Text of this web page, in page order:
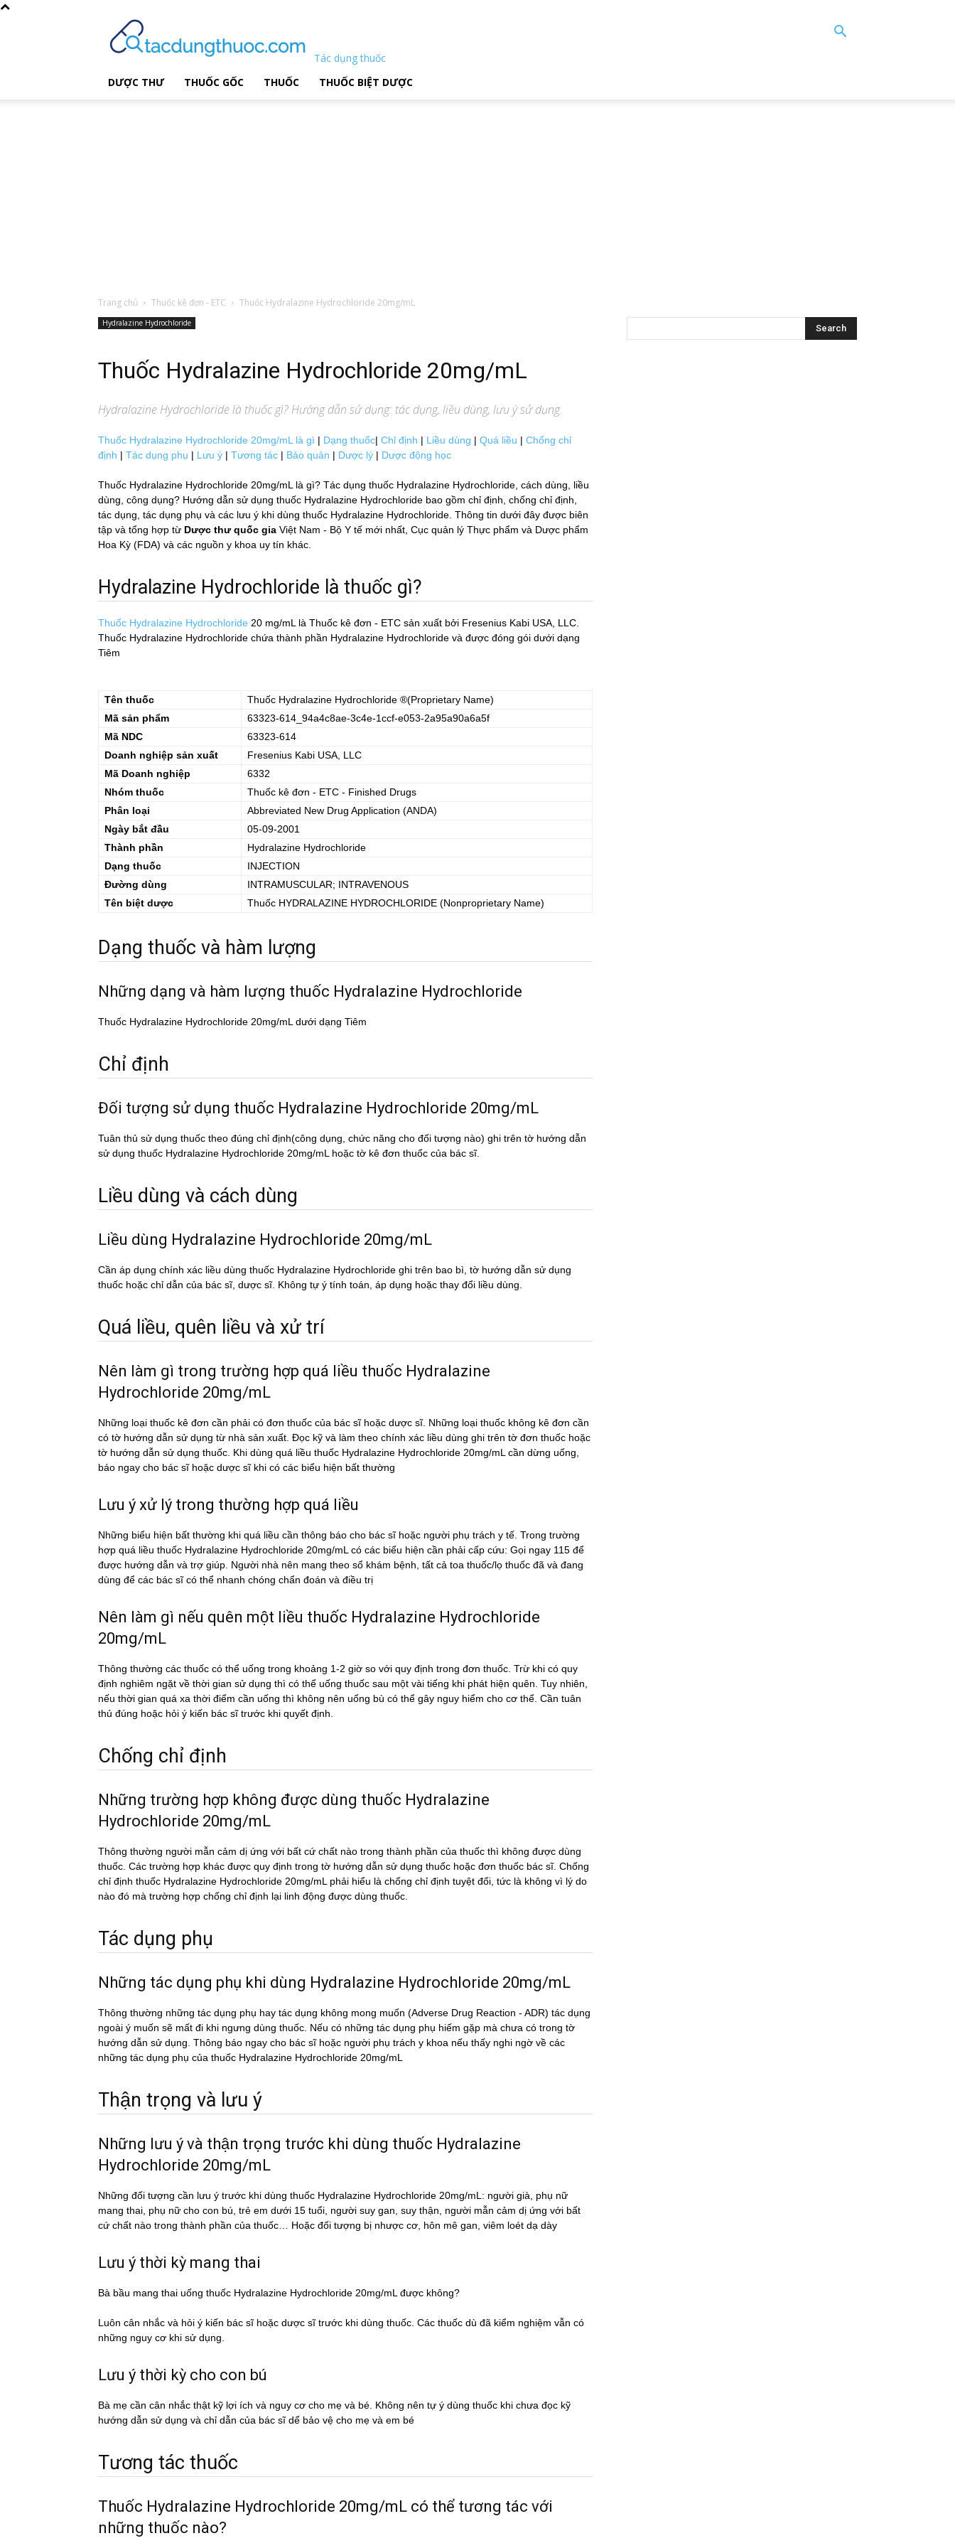
Tác dụng thuốc
DƯỢC THƯ
THUỐC GỐC THUỐC THUỐC BIỆT DƯỢC
Trang chủ Thuốc kê đơn - ETC Thuốc Hydralazine Hydrochloride 20mg/mL
Hydralazine Hydrochloride
Thuốc Hydralazine Hydrochloride 20mg/mL
Hydralazine Hydrochloridelà thuốc gì? Hướng dẫn sử dụng: tác dụng, liều dùng, lưu ý sử dụng.
Thuốc Hydralazine Hydrochloride 20mg/mL là gì | Dạng thuốc| Chỉ định | Liều dùng | Quá liều | Chống chỉ
định | Tác dụng phụ | Lưu ý | Tương tác | Bảo quản | Dược lý | Dược động học
Thuốc Hydralazine Hydrochloride 20mg/mL là gì? Tác dụng thuốc Hydralazine Hydrochloride, cách dùng, liều
dùng, công dụng? Hướng dẫn sử dụng thuốc Hydralazine Hydrochloride bao gồm chỉ định, chống chỉ định,
tác dụng, tác dụng phụ và các lưu ý khi dùng thuốc Hydralazine Hydrochloride. Thông tin dưới đây được biên
tập và tổng hợp từ Dược thư quốc gia Việt Nam - Bộ Y tế mới nhất, Cục quản lý Thực phẩm và Dược phẩm
Hoa Kỳ (FDA) và các nguồn y khoa uy tín khác.
Hydralazine Hydrochloride là thuốc gì?
Thuốc Hydralazine Hydrochloride 20 mg/mL là Thuốc kê đơn - ETC sản xuất bởi Fresenius Kabi USA, LLC.
Thuốc Hydralazine Hydrochloride chứa thành phần Hydralazine Hydrochloride và được đóng gói dưới dạng
Tiêm
Tên thuốc Thuốc Hydralazine Hydrochloride ®(Proprietary Name)
Mã sản phẩm
63323-614_94a4c8ae-3c4e-1ccf-e053-2a95a90a6a5f
Mã NDC
63323-614
Doanh nghiệp sản xuất
Fresenius Kabi USA, LLC
Mã Doanh nghiệp
6332
Nhóm thuốc
Thuốc kê đơn - ETC - Finished Drugs
Phân loại
Abbreviated New Drug Application (ANDA)
Ngày bắt đầu
05-09-2001
Thành phần
Hydralazine Hydrochloride
Dạng thuốc
INJECTION
Đường dùng
INTRAMUSCULAR; INTRAVENOUS
Tên biệt dược
Thuốc HYDRALAZINE HYDROCHLORIDE (Nonproprietary Name)
Dạng thuốc và hàm lượng
Những dạng và hàm lượng thuốc Hydralazine Hydrochloride
Thuốc Hydralazine Hydrochloride 20mg/mL dưới dạng Tiêm
Chỉ định
Đối tượng sử dụng thuốc Hydralazine Hydrochloride 20mg/mL
Tuân thủ sử dụng thuốc theo đúng chỉ định(công dụng, chức năng cho đối tượng nào) ghi trên tờ hướng dẫn
sử dụng thuốc Hydralazine Hydrochloride 20mg/mL hoặc tờ kê đơn thuốc của bác sĩ.
Liều dùng và cách dùng
Liều dùng Hydralazine Hydrochloride 20mg/mL
Cần áp dụng chính xác liều dùng thuốc Hydralazine Hydrochloride ghi trên bao bì, tờ hướng dẫn sử dụng
thuốc hoặc chỉ dẫn của bác sĩ, dược sĩ. Không tự ý tính toán, áp dụng hoặc thay đổi liều dùng.
Quá liều, quên liều và xử trí
Nên làm gì trong trường hợp quá liều thuốc Hydralazine
Hydrochloride 20mg/mL
Những loại thuốc kê đơn cần phải có đơn thuốc của bác sĩ hoặc dược sĩ. Những loại thuốc không kê đơn cần
có tờ hướng dẫn sử dụng từ nhà sản xuất. Đọc kỹ và làm theo chính xác liều dùng ghi trên tờ đơn thuốc hoặc
tờ hướng dẫn sử dụng thuốc. Khi dùng quá liều thuốc Hydralazine Hydrochloride 20mg/mL cần dừng uống,
báo ngay cho bác sĩ hoặc dược sĩ khi có các biểu hiện bất thường
Lưu ý xử lý trong thường hợp quá liều
Những biểu hiện bất thường khi quá liều cần thông báo cho bác sĩ hoặc người phụ trách y tế. Trong trường
hợp quá liều thuốc Hydralazine Hydrochloride 20mg/mL có các biểu hiện cần phải cấp cứu: Gọi ngay 115 để
được hướng dẫn và trợ giúp. Người nhà nên mang theo sổ khám bệnh, tất cả toa thuốc/lọ thuốc đã và đang
dùng để các bác sĩ có thể nhanh chóng chẩn đoán và điều trị
Nên làm gì nếu quên một liều thuốc Hydralazine Hydrochloride
20mg/mL
Thông thường các thuốc có thể uống trong khoảng 1-2 giờ so với quy định trong đơn thuốc. Trừ khi có quy
định nghiêm ngặt về thời gian sử dụng thì có thể uống thuốc sau một vài tiếng khi phát hiện quên. Tuy nhiên,
nếu thời gian quá xa thời điểm cần uống thì không nên uống bù có thể gây nguy hiểm cho cơ thể. Cần tuân
thủ đúng hoặc hỏi ý kiến bác sĩ trước khi quyết định.
Chống chỉ định
Những trường hợp không được dùng thuốc Hydralazine
Hydrochloride 20mg/mL
Thông thường người mẫn cảm dị ứng với bất cứ chất nào trong thành phần của thuốc thì không được dùng
thuốc. Các trường hợp khác được quy định trong tờ hướng dẫn sử dụng thuốc hoặc đơn thuốc bác sĩ. Chống
chỉ định thuốc Hydralazine Hydrochloride 20mg/mL phải hiểu là chống chỉ định tuyệt đối, tức là không vì lý do
nào đó mà trường hợp chống chỉ định lại linh động được dùng thuốc.
Tác dụng phụ
Những tác dụng phụ khi dùng Hydralazine Hydrochloride 20mg/mL
Thông thường những tác dụng phụ hay tác dụng không mong muốn (Adverse Drug Reaction - ADR) tác dụng
ngoài ý muốn sẽ mất đi khi ngưng dùng thuốc. Nếu có những tác dụng phụ hiếm gặp mà chưa có trong tờ
hướng dẫn sử dụng. Thông báo ngay cho bác sĩ hoặc người phụ trách y khoa nếu thấy nghi ngờ về các
những tác dụng phụ của thuốc Hydralazine Hydrochloride 20mg/mL
Thận trọng và lưu ý
Những lưu ý và thận trọng trước khi dùng thuốc Hydralazine
Hydrochloride 20mg/mL
Những đối tượng cần lưu ý trước khi dùng thuốc Hydralazine Hydrochloride 20mg/mL: người già, phụ nữ
mang thai, phụ nữ cho con bú, trẻ em dưới 15 tuổi, người suy gan, suy thận, người mẫn cảm dị ứng với bất
cứ chất nào trong thành phần của thuốc… Hoặc đối tượng bị nhược cơ, hôn mê gan, viêm loét dạ dày
Lưu ý thời kỳ mang thai
Bà bầu mang thai uống thuốc Hydralazine Hydrochloride 20mg/mL được không?
Luôn cân nhắc và hỏi ý kiến bác sĩ hoặc dược sĩ trước khi dùng thuốc. Các thuốc dù đã kiểm nghiệm vẫn có
những nguy cơ khi sử dụng.
Lưu ý thời kỳ cho con bú
Bà mẹ cần cân nhắc thật kỹ lợi ích và nguy cơ cho mẹ và bé. Không nên tự ý dùng thuốc khi chưa đọc kỹ
hướng dẫn sử dụng và chỉ dẫn của bác sĩ dể bảo vệ cho mẹ và em bé
Tương tác thuốc
Thuốc Hydralazine Hydrochloride 20mg/mL có thể tương tác với
những thuốc nào?